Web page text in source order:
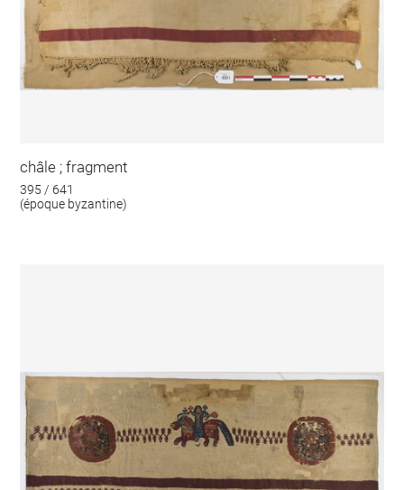
châle ; fragment
395 / 641
(époque byzantine)